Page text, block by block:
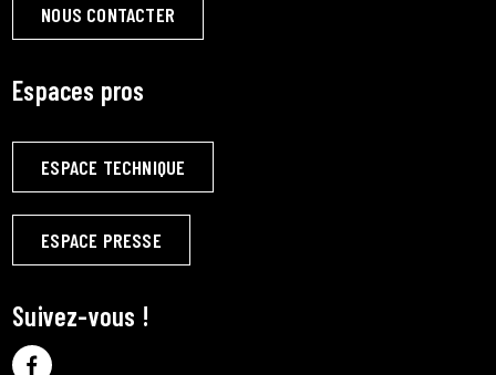
NOUS CONTACTER
Espaces pros
ESPACE TECHNIQUE
ESPACE PRESSE
Suivez-vous !